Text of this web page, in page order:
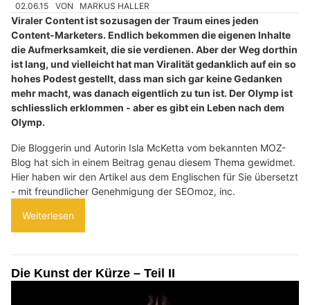
02.06.15 VON MARKUS HALLER
Viraler Content ist sozusagen der Traum eines jeden
Content-Marketers. Endlich bekommen die eigenen Inhalte
die Aufmerksamkeit, die sie verdienen. Aber der Weg dorthin
ist lang, und vielleicht hat man Viralität gedanklich auf ein so
hohes Podest gestellt, dass man sich gar keine Gedanken
mehr macht, was danach eigentlich zu tun ist. Der Olymp ist
schliesslich erklommen - aber es gibt ein Leben nach dem
Olymp.
Die Bloggerin und Autorin Isla McKetta vom bekannten MOZ-
Blog hat sich in einem Beitrag genau diesem Thema gewidmet.
Hier haben wir den Artikel aus dem Englischen für Sie übersetzt
- mit freundlicher Genehmigung der SEOmoz, inc.
Weiterlesen
Die Kunst der Kürze – Teil II